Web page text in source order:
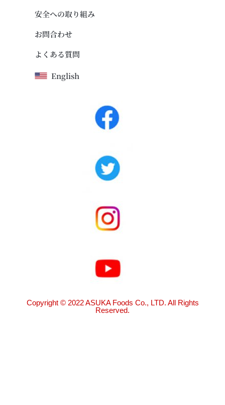
安全への取り組み
お問合わせ
よくある質問
English
Copyright © 2022 ASUKA Foods Co., LTD. All Rights
Reserved.